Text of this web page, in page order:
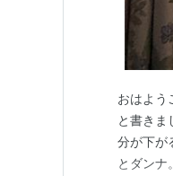
おはよう
と書き
分が下が
とダンナ